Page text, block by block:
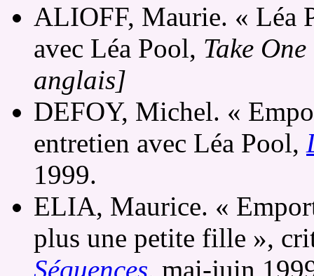
ALIOFF, Maurie. « Léa
avec Léa Pool, Take
anglais]
DEFOY, Michel. «
entretien avec Léa Pool,
1999.
ELIA, Maurice. «
plus une petite fille »,
Séquences, mai-juin